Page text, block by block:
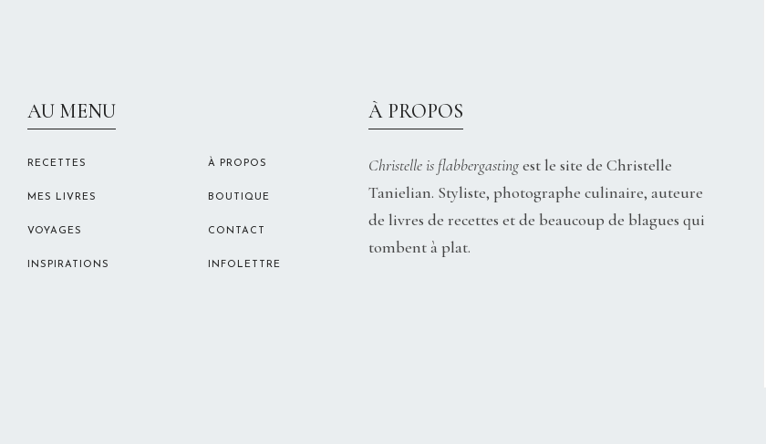
AU MENU
RECETTES
MES LIVRES
VOYAGES
INSPIRATIONS
À PROPOS
BOUTIQUE
CONTACT
INFOLETTRE
À PROPOS
Christelle is flabbergastingest le site de Christelle
Tanielian. Styliste, photographe culinaire, auteure
de livres de recettes et de beaucoup de blagues qui
tombent à plat.